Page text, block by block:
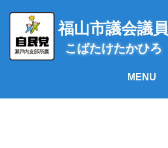
ス
福山市議会議員
こばたけたかひろ